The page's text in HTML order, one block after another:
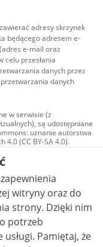
adresy skrzynek
będącego adresem e-
e-mail oraz
celu przesłania
danych przez
danych
w serwisie (z
są udostępniane
uznanie autorstwa
4.0 (CC BY-SA 4.0).
tym zdjęcia, materiały
na licencji typu
autorstwa użycie
zależnych 4.0 (CC BY-
inaczej.
witryny oraz do
Dzięki nim
potrzeb
że